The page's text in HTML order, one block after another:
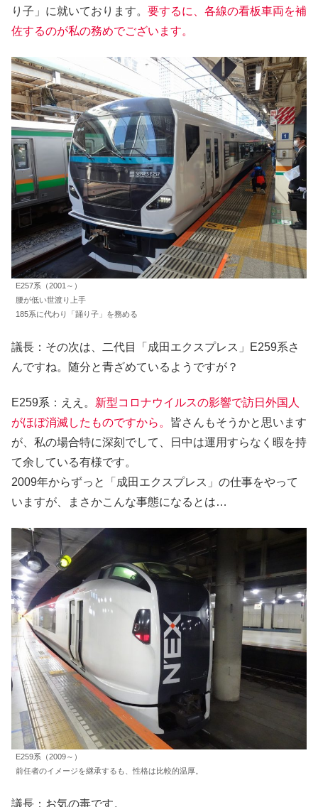
り子」に就いております。 要するに、各線の看板車両を補
佐するのが私の務めでございます。
E257系（2001～）
腰が低い世渡り上手
185系に代わり「踊り子」を務める
議長：その次は、二代目「成田エクスプレス」E259系さ
んですね。随分と青ざめているようですが？
E259系：ええ。 新型コロナウイルスの影響で訪日外国人
がほぼ消滅したものですから。 皆さんもそうかと思います
が、私の場合特に深刻でして、日中は運用すらなく暇を持
て余している有様です。
2009年からずっと「成田エクスプレス」の仕事をやって
いますが、まさかこんな事態になるとは…
E259系（2009～）
前任者のイメージを継承するも、性格は比較的温厚。
議長：お気の毒です。